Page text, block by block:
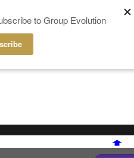
Thuis
Sport
Creatif